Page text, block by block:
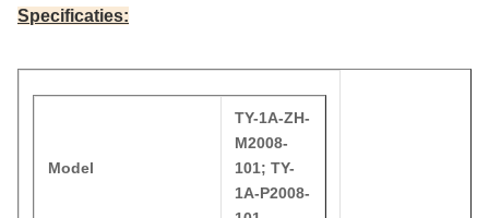
Specificaties:
Model
TY-1A-ZH-
M2008-
101; TY-
1A-P2008-